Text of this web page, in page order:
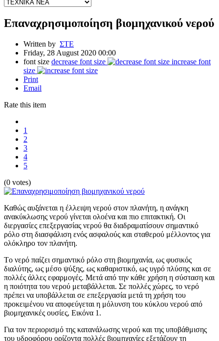
Επαναχρησιμοποίηση βιομηχανικού νερού
Written by ΣΤΕ
Friday, 28 August 2020 00:00
font size decrease font size
increase font
size
Print
Email
Rate this item
1
2
3
4
5
(0 votes)
Καθώς αυξάνεται η έλλειψη νερού στον πλανήτη, η ανάγκη
ανακύκλωσης νερού γίνεται ολοένα και πιο επιτακτική. Οι
διεργασίες επεξεργασίας νερού θα διαδραματίσουν σημαντικό
ρόλο στη διασφάλιση ενός ασφαλούς και σταθερού μέλλοντος για
ολόκληρο τον πλανήτη.
Tο νερό παίζει σημαντικό ρόλο στη βιομηχανία, ως φυσικός
διαλύτης, ως μέσο ψύξης, ως καθαριστικό, ως υγρό πλύσης και σε
πολλές άλλες εφαρμογές. Μετά από την κάθε χρήση η σύσταση και
η ποιότητα του νερού μεταβάλλεται. Σε πολλές χώρες, το νερό
πρέπει να υποβάλλεται σε επεξεργασία μετά τη χρήση του
προκειμένου να αποφεύγεται η μόλυνση του κύκλου νερού από
βιομηχανικές ουσίες, Εικόνα 1.
Για τον περιορισμό της κατανάλωσης νερού και της υποβάθμισης
του υδροφόρου ορίζοντα πολλές βιομηχανίες εξετάζουν τη